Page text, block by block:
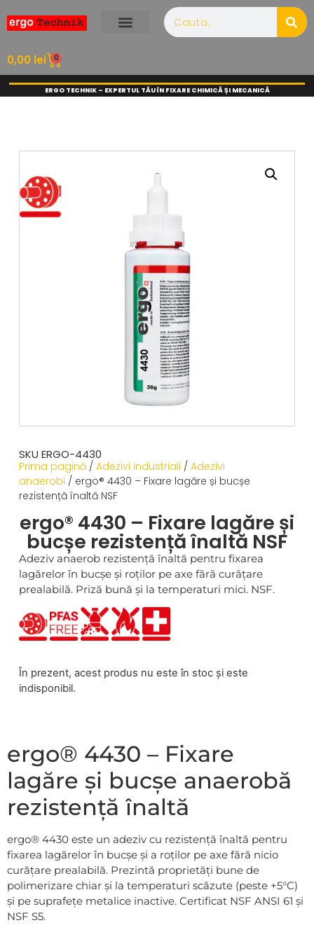
0,00 lei 0
ERGO TECHNIK – EXPERTUL TĂU ÎN FIXARE CHIMICĂ ȘI MECANICĂ
SKU ERGO-4430
Prima pagină/ Adezivi industriali / Adezivi
anaerobi / ergo® 4430 – Fixare lagăre și bucșe
rezistență înaltă NSF
ergo® 4430 – Fixare lagăre și
bucșe rezistență înaltă NSF
Adeziv anaerob rezistență înaltă pentru fixarea
lagărelor în bucșe și roților pe axe fără curățare
prealabilă. Priză bună și la temperaturi mici. NSF.
În prezent, acest produs nu este în stoc și este
indisponibil.
ergo® 4430 – Fixare
lagăre și bucșe anaerobă
rezistență înaltă
ergo® 4430 este un adeziv cu rezistență înaltă pentru
fixarea lagărelor în bucșe și a roților pe axe fără nicio
curățare prealabilă. Prezintă proprietăți bune de
polimerizare chiar și la temperaturi scăzute (peste +5°C)
și pe suprafețe metalice inactive. Certificat NSF ANSI 61 și
NSF S5.